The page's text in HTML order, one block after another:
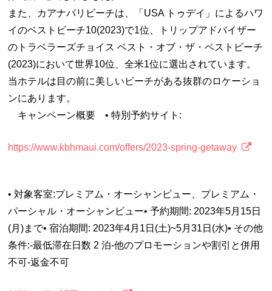
また、カアナパリビーチは、「USA トゥデイ」によるハワ
イのベストビーチ10(2023)で1位、トリップアドバイザー
のトラベラーズチョイス ベスト・オブ・ザ・ベストビーチ
(2023)において世界10位、全米1位に選出されています。
当ホテルは目の前に美しいビーチがある抜群のロケーショ
ンにあります。
キャンペーン概要 • 特別予約サイト:
https://www.kbhmaui.com/offers/2023-spring-getaway
• 対象客室:プレミアム・オーシャンビュー、プレミアム・
パーシャル・オーシャンビュー• 予約期間: 2023年5月15日
(月)まで• 宿泊期間: 2023年4月1日(土)~5月31日(水)• その他
条件:-最低滞在日数 2 泊-他のプロモーションや割引と併用
不可-返金不可